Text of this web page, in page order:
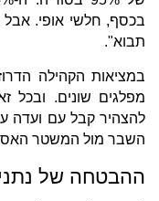
בכסף, חלשי אופי. אבל
תבוא".
במציאות הקהילה
מפלגים שונים. ובכל
להצהיר קבל עם ועדה
השבר מול המשטר
ההבטחה של